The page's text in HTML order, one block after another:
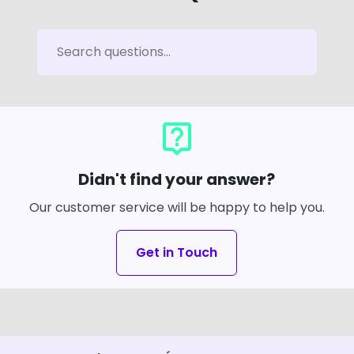
live_help
Didn't find your answer?
Our customer service will be happy to help you.
Get in Touch